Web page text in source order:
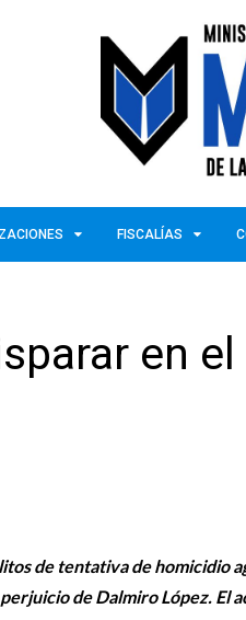
FISCALÍAS
en
de tentativa de homicidio
de Dalmiro López. El